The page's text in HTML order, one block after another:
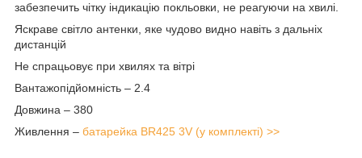
забезпечить чітку індикацію покльовки, не реагуючи на хвилі.
Яскраве світло антенки, яке чудово видно навіть з дальніх
дистанцій
Не спрацьовує при хвилях та вітрі
Вантажопідйомність – 2.4
Довжина – 380
Живлення – батарейка BR425 3V (у комплекті) >>